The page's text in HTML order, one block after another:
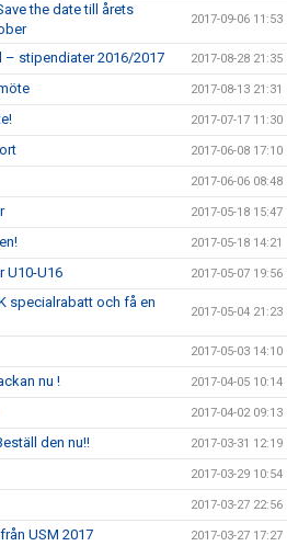
the date till årets
2017-09-06 11:53
stipendiater 2016/2017 2017-08-28 21:35
2017-08-13 21:31
2017-07-17 11:30
2017-06-08 17:10
2017-06-06 08:48
2017-05-18 15:47
2017-05-18 14:21
U10-U16 2017-05-07 19:56
specialrabatt och få en
2017-05-04 21:23
2017-05-03 14:10
nu ! 2017-04-05 10:14
2017-04-02 09:13
den nu!! 2017-03-31 12:19
2017-03-29 10:54
2017-03-27 22:56
USM 2017 2017-03-27 17:27